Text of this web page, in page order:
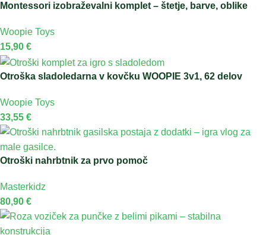
Montessori izobraževalni komplet – štetje, barve, oblike
Woopie Toys
15,90 €
Otroška sladoledarna v kovčku WOOPIE 3v1, 62 delov
Woopie Toys
33,55 €
Otroški nahrbtnik za prvo pomoč
Masterkidz
80,90 €